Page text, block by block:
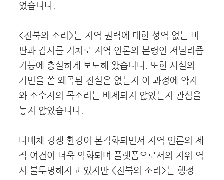
었습니다.
<전북의 소리>는 지역 권력에 대한 성역 없는 비
판과 감시를 기치로 지역 언론의 본령인 저널리즘
기능에 충실하게 보도해 왔습니다. 또한 사실의
가면을 쓴 왜곡된 진실은 없는지 이 과정에 약자
와 소수자의 목소리는 배제되지 않았는지 관심을
놓지 않았습니다.
다매체 경쟁 환경이 본격화되면서 지역 언론의 제
작 여건이 더욱 악화되며 플랫폼으로서의 지위 역
시 불투명해지고 있지만 <전북의 소리>는 행정